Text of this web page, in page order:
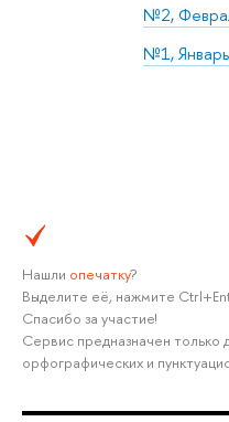
№2,
№1,
Нашли опечатку?
Выделите её, нажмите
Спасибо за участие!
Сервис предназначен
орфографических и